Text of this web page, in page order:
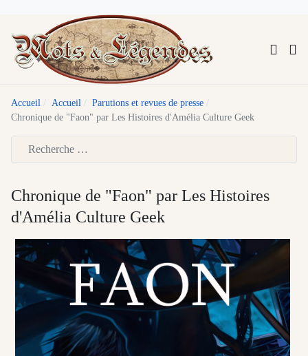
Accueil Accueil
Parutions et revues de presse
Chronique de "Faon" par Les Histoires d'Amélia Culture Geek
Chronique de "Faon" par Les Histoires
d'Amélia Culture Geek